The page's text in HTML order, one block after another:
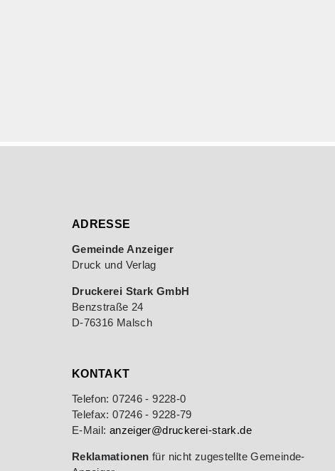
ADRESSE
Gemeinde Anzeiger
Druck und Verlag
Druckerei Stark GmbH
Benzstraße 24
D-76316 Malsch
KONTAKT
Telefon: 07246 - 9228-0
Telefax: 07246 - 9228-79
E-Mail: anzeiger@druckerei-stark.de
Reklamationen für nicht zugestellte Gemeinde-